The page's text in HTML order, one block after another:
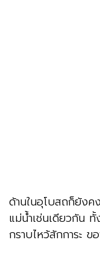
ด้านในอุโบสถก็ยังค
แม่น้ำเช่นเดียวกัน ทั้
กราบไหว้สักการะ